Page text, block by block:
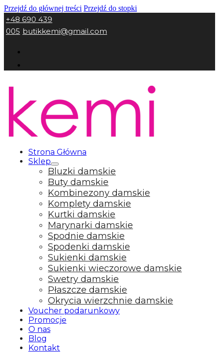
Przejdź do głównej treści Przejdź do stopki
+48 690 439
005 butikkemi@gmail.com
Strona Główna
Sklep
Bluzki damskie
Buty damskie
Kombinezony damskie
Komplety damskie
Kurtki damskie
Marynarki damskie
Spodnie damskie
Spodenki damskie
Sukienki damskie
Sukienki wieczorowe damskie
Swetry damskie
Płaszcze damskie
Okrycia wierzchnie damskie
Voucher podarunkowy
Promocje
O nas
Blog
Kontakt